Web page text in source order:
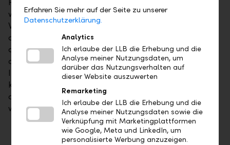
Prozent bis 3.00 Prozent anheben und die Bilanz
weiter verkürzen wird. Wie die amerikanische
Wirtschaft das höhere Zinsniveau verkraftet, wenn
die finanzpolitischen Impulse nachlassen, bleibt
abzuwarten. Die konjunkturellen Unsicherheiten
dürften im zweiten Halbjahr 2019 grösser werden.
Insgesamt wird sich das Wachstumstempo im
kommenden Jahr auf 2.3 Prozent bis 2.8 Prozent
abschwächen. Ein Abgleiten in die Rezession halten
wir 2019 aber für unwahrscheinlich.
Erfahren Sie mehr auf der Seite zu unserer
Datenschutzerklärung.
Analytics
Ich erlaube der LLB die Erhebung und die
Analyse meiner Nutzungsdaten, um
darüber das Nutzungsverhalten auf
dieser Website auszuwerten
Remarketing
Ich erlaube der LLB die Erhebung und die
Analyse meiner Nutzungsdaten sowie die
Verknüpfung mit Marketingplattformen
wie Google, Meta und LinkedIn, um
personalisierte Werbung anzuzeigen.